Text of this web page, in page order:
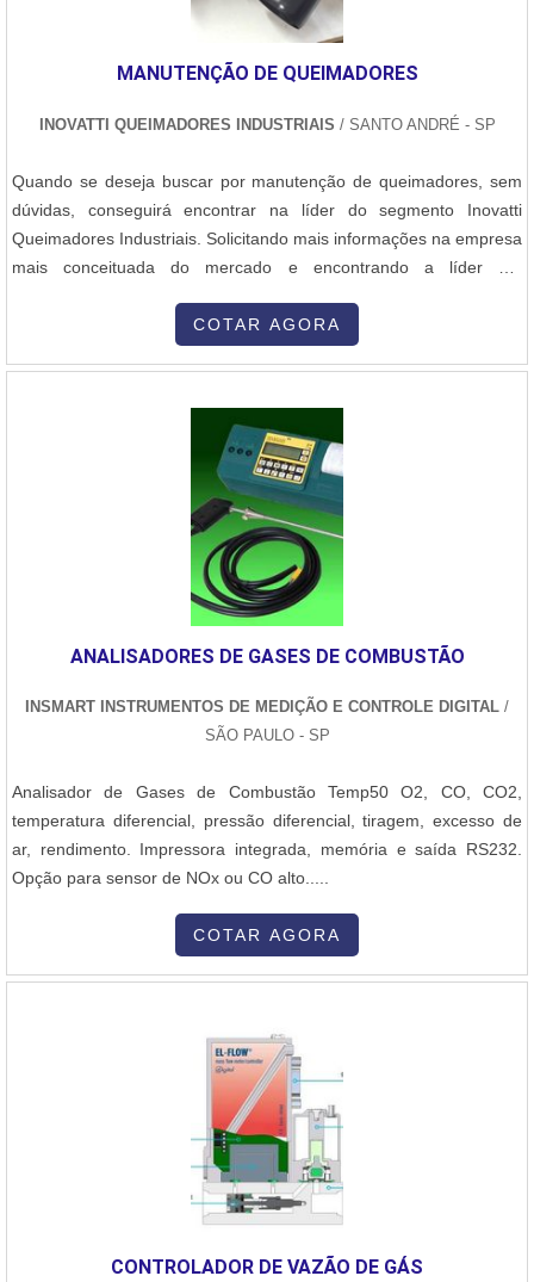
ser líder no mercado e idônea no mercado, padrões alcançados
problemas em todos os modelos e marcas de máquina de solda
bem como: TIG;MIG/MAG;MIG;Arco-submerso;Corte plasma;MIG
Makita, Bosch, Dewalt, Milwaukee, Metabo, entre outras. Mas não
é apenas isso, só aqui ainda tem oferece as melhores condições
de pagamento do mercado e boleto bancário..
MANUTENÇÃO DE QUEIMADORES
INOVATTI QUEIMADORES INDUSTRIAIS / SANTO ANDRÉ - SP
Quando se deseja buscar por manutenção de queimadores, sem
dúvidas, conseguirá encontrar na líder do segmento Inovatti
Queimadores Industriais. Solicitando mais informações na empresa
mais conceituada do mercado e encontrando a líder em
QUEIMADORESSe alguém procurar por manutenção de
mercado quando o assunto é conserto de queimadores e peças
para queimadores industriais, visando sempre a qualidade final
para a fidelização do cliente.Sem trocar o foco sobre manutenção
de queimadores, deve-se ter a exatidão em orçar com empresas
que prezam por produtos e serviços que tenham ótima qualidade e
assertividade, características simples, mas que mostram o
comprometimento da empresa com seus clientes.É importante
lembrar que o serviço deve sempre ser prestado por empresas
a qualidade e assertividade do serviço, além de evitar prejuízos
com imprevistos e execuções mal elaboradas. Assim, é possível
poupar gastos desnecessários.Existem diversos motivos para a
pensamos em uma empresa que entrega confiança e serviços de
qualidade. Alguns desses motivos são: Equipe multidisciplinar de
consultores associados; Profissionais com vasta experiência na
área de atuação; Pagamento acessível; Escritório de alta qualidade
qualidade; Equipamentos de última geração.QUALIDADES E
PONTOS FORTES DA EMPRESAApenas na Inovatti Queimadores
Industriais tem tudo que se precisa para manutenção de
variedade de itens como conserto de queimadores e peças para
queimadores industriais.É uma empresa comprometida com seus
serviços e uma empresa inovadora, padrões alcançados por conter
escritório de alta qualidade onde são realizadas as atividades e
localização privilegiada na Grande São Paulo. Tudo isso, somado a
uma equipe multidisciplinar de consultores associados e
colaboradores eficientes, garantem o sucesso de cada cliente de
COTAR AGORA
ANALISADORES DE GASES DE COMBUSTÃO
INSMART INSTRUMENTOS DE MEDIÇÃO E CONTROLE DIGITAL /
SÃO PAULO - SP
Analisador de Gases de Combustão Temp50 O2, CO, CO2,
temperatura diferencial, pressão diferencial, tiragem, excesso de
ar, rendimento. Impressora integrada, memória e saída RS232.
Opção para sensor de NOx ou CO alto.....
COTAR AGORA
CONTROLADOR DE VAZÃO DE GÁS